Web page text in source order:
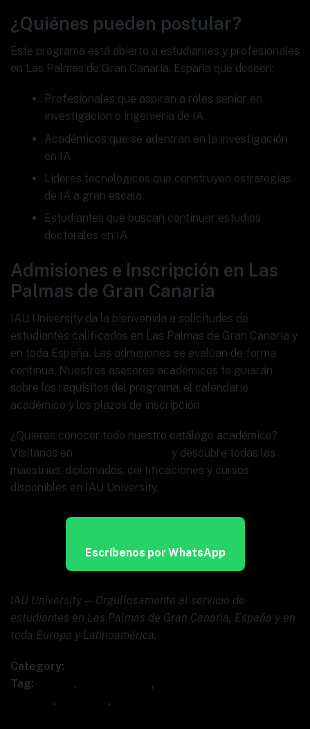
¿Quiénes pueden postular?
Este programa está abierto a estudiantes y profesionales
en Las Palmas de Gran Canaria, España que deseen:
Profesionales que aspiran a roles senior en
investigación o ingeniería de IA
Académicos que se adentran en la investigación
en IA
Líderes tecnológicos que construyen estrategias
de IA a gran escala
Estudiantes que buscan continuar estudios
doctorales en IA
Admisiones e Inscripción en Las
Palmas de Gran Canaria
IAU University da la bienvenida a solicitudes de
estudiantes calificados en Las Palmas de Gran Canaria y
en toda España. Las admisiones se evalúan de forma
continua. Nuestros asesores académicos te guiarán
sobre los requisitos del programa, el calendario
académico y los plazos de inscripción.
¿Quieres conocer todo nuestro catálogo académico?
Visítanos en
y descubre todas las
maestrías, diplomados, certificaciones y cursos
disponibles en IAU University.
Escríbenos por WhatsApp
IAU University — Orgullosamente al servicio de
estudiantes en Las Palmas de Gran Canaria, España y en
toda Europa y Latinoamérica.
Category:
Tag:
, ,
, ,